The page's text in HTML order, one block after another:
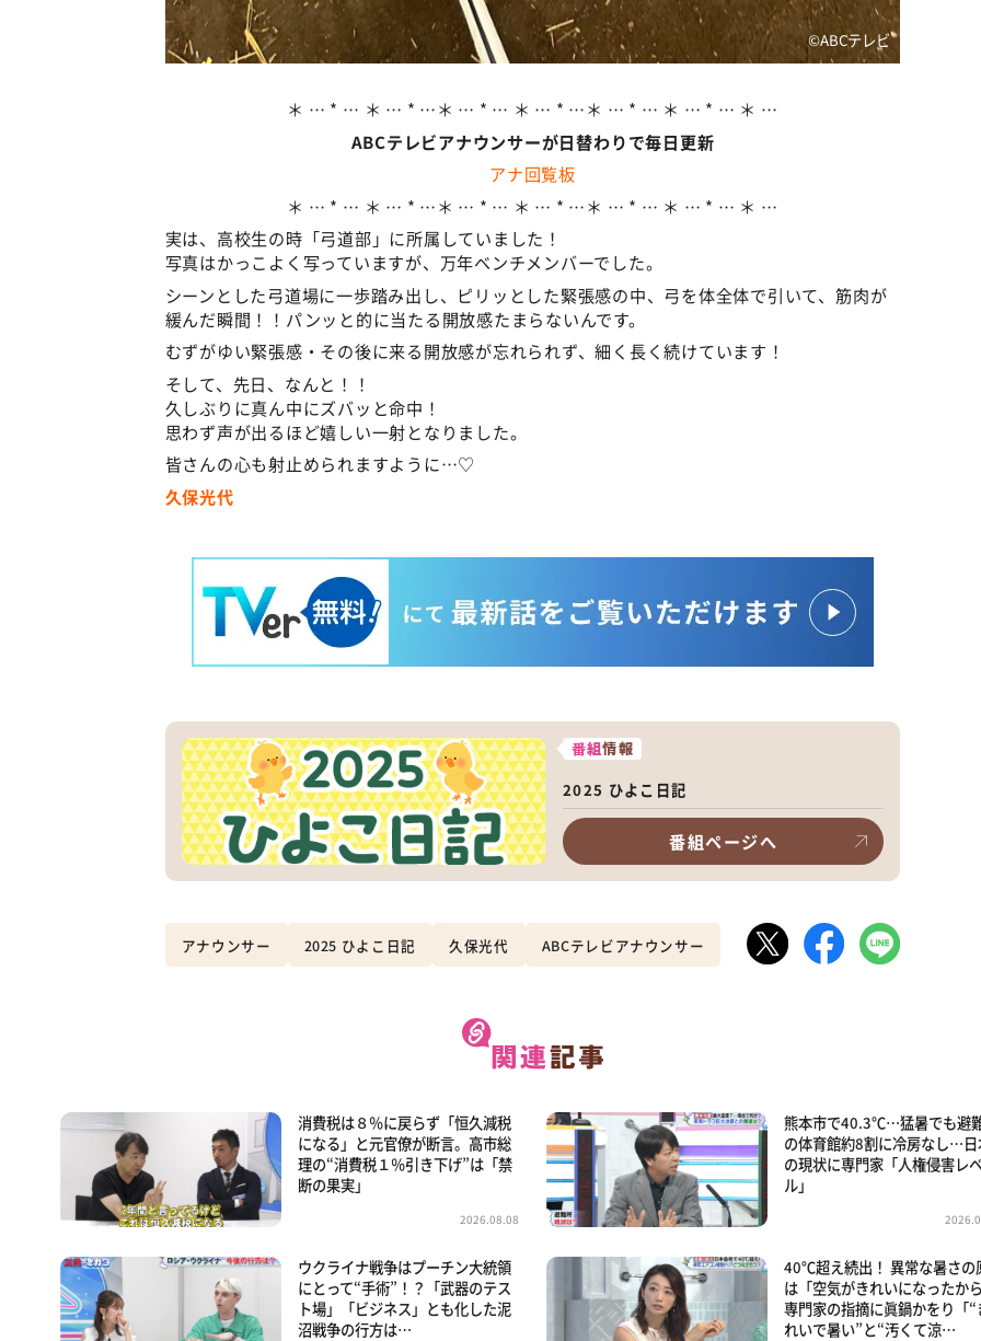
©ABCテレビ
＊ … * … ＊ … * …＊ … * … ＊ … * …＊ … * … ＊ … * … ＊ …
ABCテレビアナウンサーが日替わりで毎日更新
アナ回覧板
＊ … * … ＊ … * …＊ … * … ＊ … * …＊ … * … ＊ … * … ＊ …
実は、高校生の時「弓道部」に所属していました！
写真はかっこよく写っていますが、万年ベンチメンバーでした。
シーンとした弓道場に一歩踏み出し、ピリッとした緊張感の中、弓を体全体で引いて、筋肉が
緩んだ瞬間！！パンッと的に当たる開放感たまらないんです。
むずがゆい緊張感・その後に来る開放感が忘れられず、細く長く続けています！
そして、先日、なんと！！
久しぶりに真ん中にズバッと命中！
思わず声が出るほど嬉しい一射となりました。
皆さんの心も射止められますように…♡
久保光代
番組情報
2025 ひよこ日記
番組ページへ
アナウンサー 2025 ひよこ日記 久保光代 ABCテレビアナウンサー
消費税は８％に戻らず「恒久減税
になる」と元官僚が断言。高市総
理の“消費税１％引き下げ”は「禁
断の果実」
2026.08.08
熊本市で40.3℃…猛暑でも避
の体育館約8割に冷房なし…日
の現状に専門家「人権侵害レ
ル」
ウクライナ戦争はプーチン大統領
にとって“手術”！？「武器のテス
ト場」「ビジネス」とも化した泥
沼戦争の行方は…
40℃超え続出！ 異常な暑さの
は「空気がきれいになったから
専門家の指摘に眞鍋かをり「“
れいで暑い”と“汚くて涼…